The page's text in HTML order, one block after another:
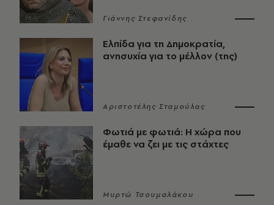
Γιάννης Στεφανίδης
Ελπίδα για τη Δημοκρατία,
ανησυχία για το μέλλον (της)
Αριστοτέλης Σταμούλας
Φωτιά με φωτιά: Η χώρα που
έμαθε να ζει με τις στάχτες
Μυρτώ Τσουμαλάκου